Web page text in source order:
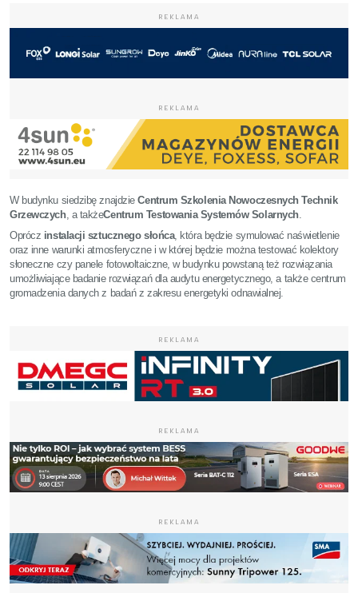
REKLAMA
REKLAMA
W budynku siedzibę znajdzieCentrum Szkolenia Nowoczesnych Technik
Grzewczych, a takżeCentrum Testowania Systemów Solarnych.
Oprócz instalacji sztucznego słońca, która będzie symulować naświetlenie
oraz inne warunki atmosferyczne i w której będzie można testować kolektory
słoneczne czy panele fotowoltaiczne, w budynku powstaną też rozwiązania
umożliwiające badanie rozwiązań dla audytu energetycznego, a także centrum
gromadzenia danych z badań z zakresu energetyki odnawialnej.
REKLAMA
REKLAMA
REKLAMA